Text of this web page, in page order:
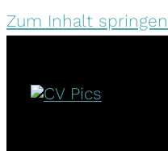
Zum Inhalt springen